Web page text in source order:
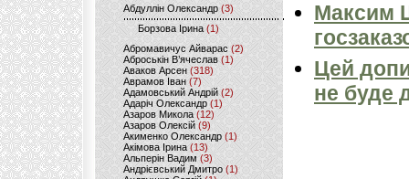
Абдуллін Олександр (3)
Борзова Ірина(1)
Абромавичус Айварас (2)
Аброськін В’ячеслав(1)
Аваков Арсен (318)
Аврамов Іван (7)
Адамовський Андрій(2)
Адаріч Олександр (1)
Азаров Микола (12)
Азаров Олексій (9)
Акименко Олександр(1)
Акімова Ірина(13)
Альперін Вадим (3)
Андрієвський Дмитро(1)
Максим
Цей
не буде